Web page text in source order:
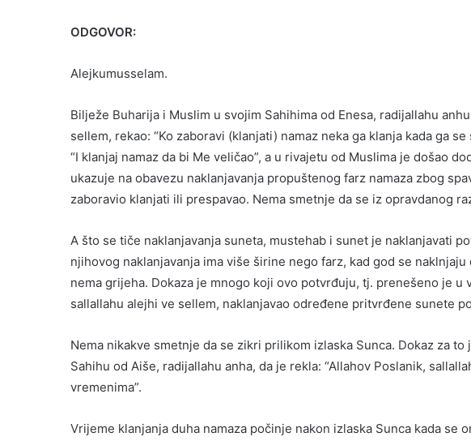
ODGOVOR:
Alejkumusselam.
Bilježe Buharija i Muslim u svojim Sahihima od Enesa, radijallahu
sellem, rekao: “Ko zaboravi (klanjati) namaz neka ga klanja kada ga
“I klanjaj namaz da bi Me veličao”, a u rivajetu od Muslima je došao
ukazuje na obavezu naklanjavanja propuštenog farz namaza zbog
zaboravio klanjati ili prespavao. Nema smetnje da se iz opravdanog
A što se tiče naklanjavanja suneta, mustehab i sunet je naklanjavati
njihovog naklanjavanja ima više širine nego farz, kad god se
nema grijeha. Dokaza je mnogo koji ovo potvrđuju, tj. prenešeno je u
sallallahu alejhi ve sellem, naklanjavao određene pritvrđene sunete
Nema nikakve smetnje da se zikri prilikom izlaska Sunca. Dokaz za
Sahihu od Aiše, radijallahu anha, da je rekla: “Allahov Poslanik,
vremenima”.
Vrijeme klanjanja duha namaza počinje nakon izlaska Sunca kada se